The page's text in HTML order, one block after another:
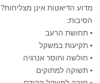
מדוע הדיאטות אינן מצליחות?
הסיבות:
• תחושת הרעב
• תקיעות במשקל
• חולשה וחוסר אנרגיה
• תשוקה למתוקים